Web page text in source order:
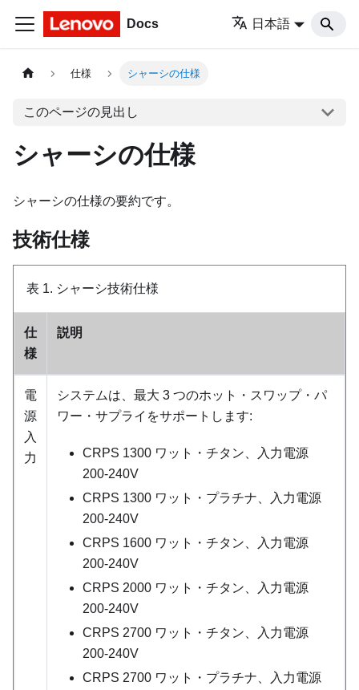
Docs 日本語
仕様 シャーシの仕様
このページの見出し
シャーシの仕様
シャーシの仕様の要約です。
技術仕様
表 1. シャーシ技術仕様
仕
様
説明
電
源
入
力
システムは、最大 3 つのホット・スワップ・パ
ワー・サプライをサポートします:
CRPS 1300 ワット・チタン、入力電源
200-240V
CRPS 1300 ワット・プラチナ、入力電源
200-240V
CRPS 1600 ワット・チタン、入力電源
200-240V
CRPS 2000 ワット・チタン、入力電源
200-240V
CRPS 2700 ワット・チタン、入力電源
200-240V
CRPS 2700 ワット・プラチナ、入力電源